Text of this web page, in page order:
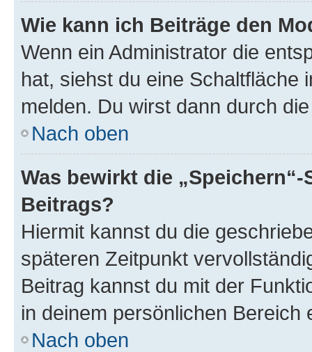
Wie kann ich Beiträge den
Wenn ein Administrator die
hat, siehst du eine Schaltfläche
melden. Du wirst dann durch
Nach oben
Was bewirkt die
Beitrags?
Hiermit kannst du die
späteren Zeitpunkt
Beitrag kannst du mit der
in deinem persönlichen Bereich
Nach oben